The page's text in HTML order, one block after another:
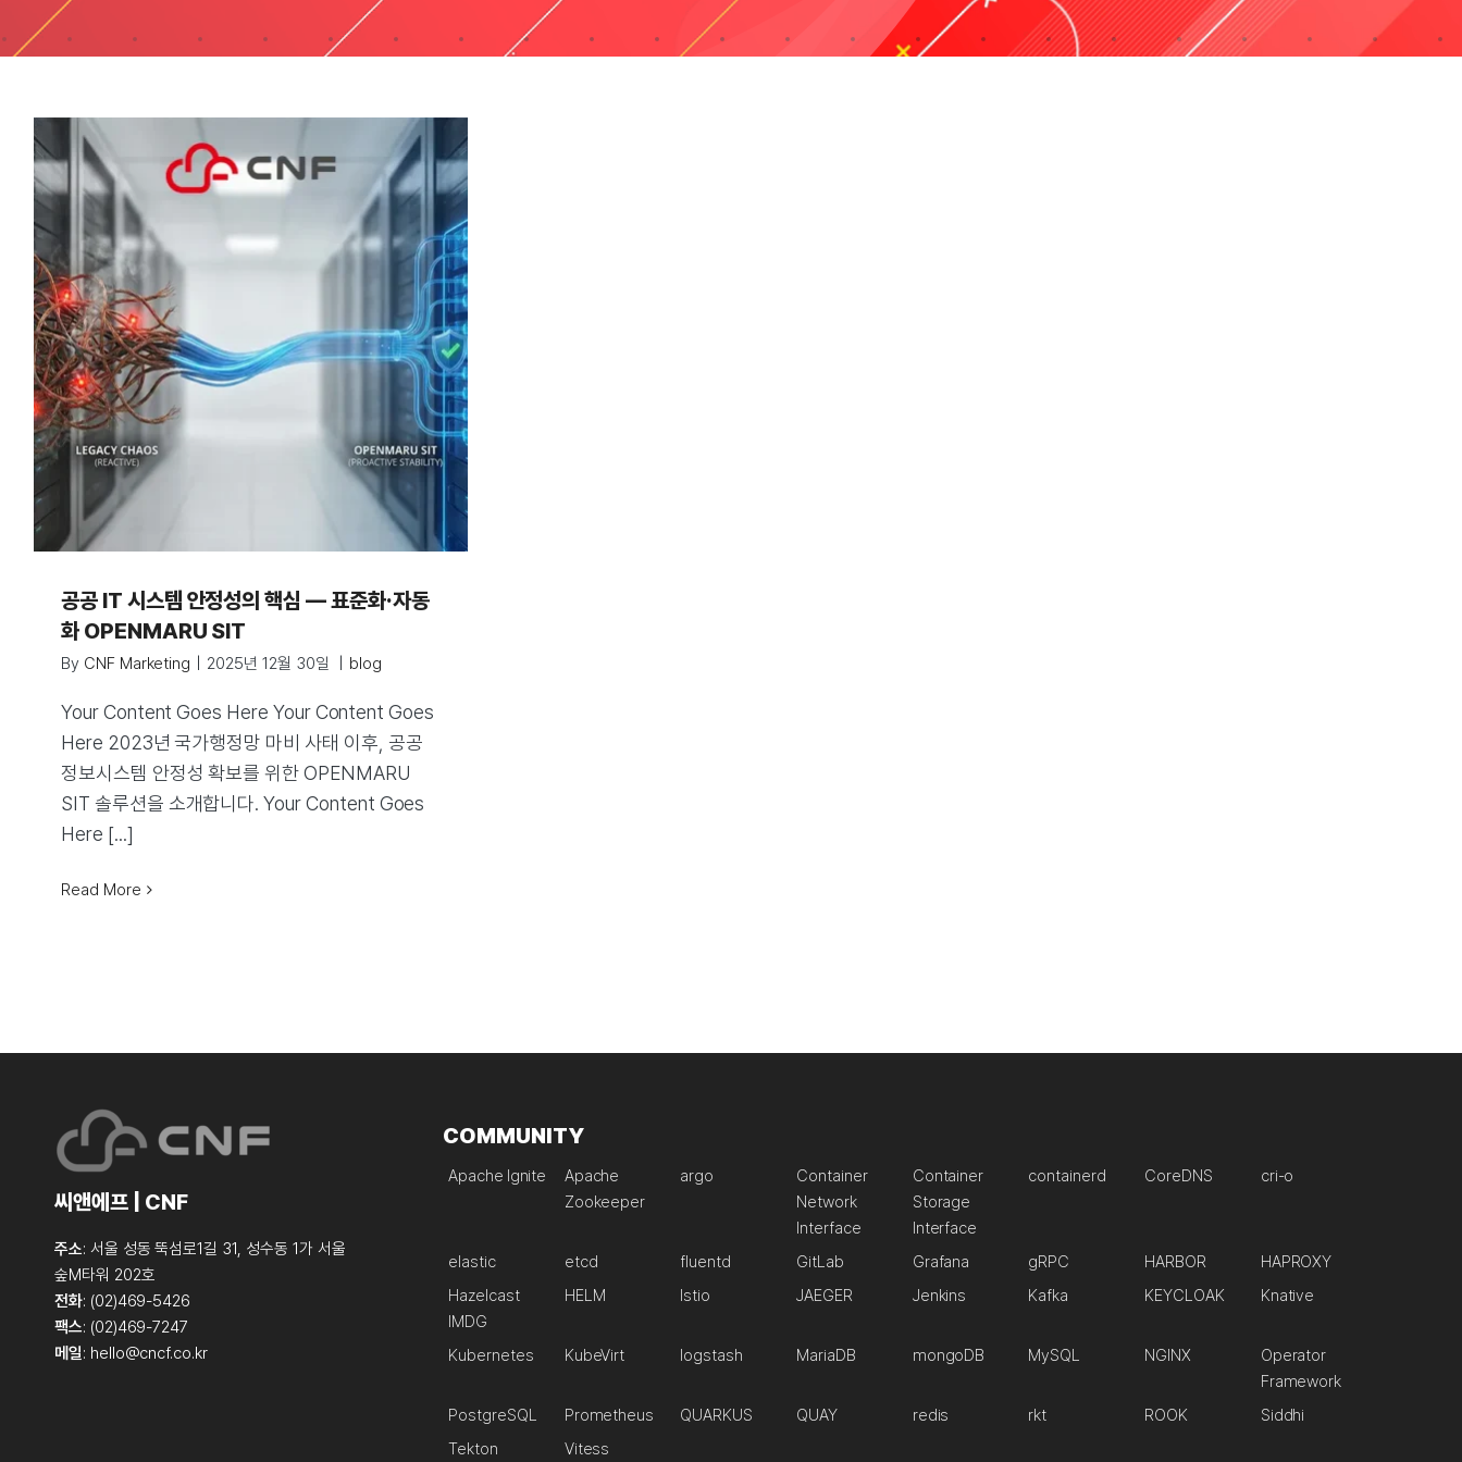
공공 IT 시스템 안정성의 핵심 — 표준화·자동
화 OPENMARU SIT
By CNF Marketing 2025년 12월 30일 blog
Your Content Goes Here Your Content Goes
Here 2023년 국가행정망 마비 사태 이후, 공공
정보시스템 안정성 확보를 위한 OPENMARU
SIT 솔루션을 소개합니다. Your Content Goes
Here [...]
Read More
씨앤에프 | CNF
주소: 서울 성동 뚝섬로1길 31, 성수동 1가 서울
숲M타워 202호
전화: (02)469-5426
팩스: (02)469-7247
메일: hello@cncf.co.kr
COMMUNITY
Apache Ignite
Apache
Zookeeper
argo
Container
Network
Interface
Container
Storage
Interface
containerd CoreDNS cri-o
elastic etcd fluentd GitLab Grafana gRPC HARBOR
HAPROXY
Hazelcast
IMDG
HELM Istio JAEGER Jenkins Kafka KEYCLOAK Knative
Kubernetes KubeVirt logstash MariaDB mongoDB MySQL NGINX
Operator
Framework
PostgreSQL
Prometheus QUARKUS QUAY redis rkt ROOK
Siddhi
Tekton
Vitess